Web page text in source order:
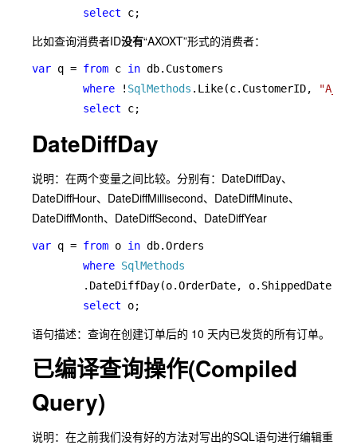
select c;
比如查询消费者ID没有“AXOXT”形式的消费者：
var q = from c in db.Customers
where
! SqlMethods .Like(c.CustomerID,
select c;
DateDiffDay
说明：在两个变量之间比较。分别有：DateDiffDay、
DateDiffHour、DateDiffMillisecond、DateDiffMinute、
DateDiffMonth、DateDiffSecond、DateDiffYear
var q = from o in db.Orders
where SqlMethods
.DateDiffDay(o.OrderDate, o.ShippedDate) <
select o;
语句描述：查询在创建订单后的 10 天内已发货的所有订单。
已编译查询操作(Compiled
Query)
说明：在之前我们没有好的方法对写出的SQL语句进行编辑重